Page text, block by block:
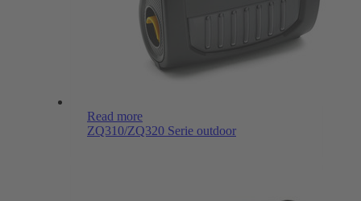
Read more
ZQ310/ZQ320 Serie outdoor